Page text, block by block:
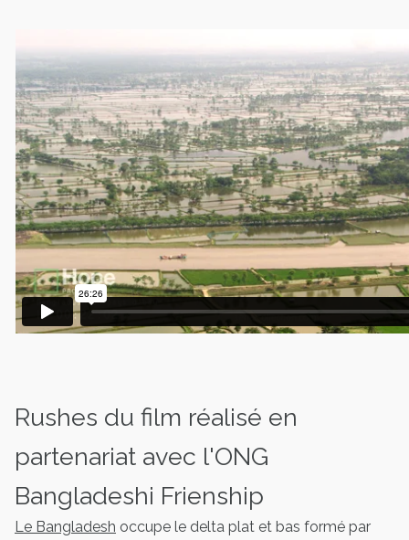
Rushes du film réalisé en
partenariat avec l'ONG
Bangladeshi Frienship
Le Bangladesh occupe le delta plat et bas formé par